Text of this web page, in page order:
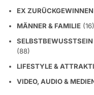
EX
MÄNNER & FAMILIE (16)
(88)
LIFESTYLE &
VIDEO, AUDIO &